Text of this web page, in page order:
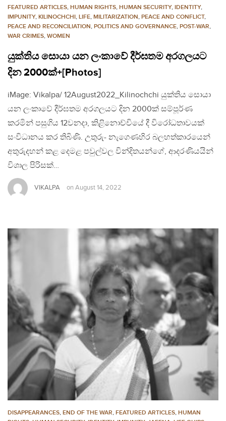
FEATURED ARTICLES, HUMAN RIGHTS, HUMAN SECURITY, IDENTITY,
IMPUNITY, KILINOCHCHI, LIFE, MILITARIZATION, PEACE AND CONFLICT,
PEACE AND RECONCILIATION, POLITICS AND GOVERNANCE, POST-WAR,
WAR CRIMES, WOMEN
යුක්තිය සොයා යන ලංකාවේ දීර්ඝතම අරගලයට
දින 2000ක්+[Photos]
iMage: Vikalpa/ 12August2022_Kilinochchi යුක්තිය සොයා
යන ලංකාවේ දීර්ඝතම අරගලයට දින 2000ක් සම්පූර්ණ
කරමින් පසුගිය 12වනදා, කිළිනොච්චියේ දී විරෝධතාවයක්
සංවිධානය කර තිබිණි. උතුරු- නැගෙණහිර බලහත්කාරයෙන්
අතුරුදහන් කළ දෙමළ පවුල්වල වින්දිතයන්ගේ, ආදරණියයින්
විශාල පිරිසක්…
VIKALPA on August 14, 2022
DISAPPEARANCES, END OF THE WAR, FEATURED ARTICLES, HUMAN